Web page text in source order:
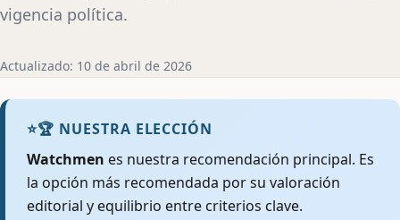
vigencia política.
Actualizado: 10 de abril de 2026
⭐🏆 NUESTRA ELECCIÓN
Watchmen es nuestra recomendación principal. Es
la opción más recomendada por su valoración
editorial y equilibrio entre criterios clave.